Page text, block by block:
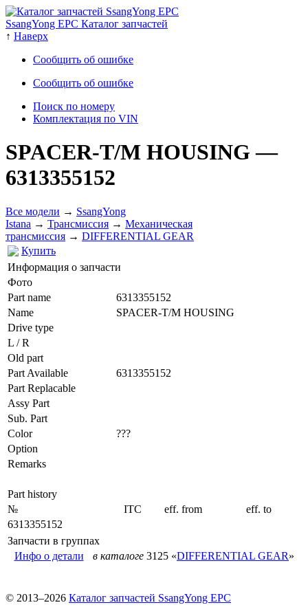
SsangYong EPC Каталог запчастей
↑ Наверх
Сообщить об ошибке
Сообщить об ошибке
Поиск по номеру
Комплектация по VIN
SPACER-T/M HOUSING—
6313355152
Все модели → SsangYong
Istana → Трансмиссия → Механическая
трансмиссия → DIFFERENTIAL GEAR
Купить
Информация о запчасти
Фото
Part name
6313355152
Name
SPACER-T/M HOUSING
Drive type
L / R
Old part
Part Available
6313355152
Part Replacable
Assy Part
Sub. Part
Color
???
Option
Remarks
Part history
№
ITC eff. from
eff. to
6313355152
Запчасти в группах
Инфо о детали
в каталоге 3125 «DIFFERENTIAL GEAR»
© 2013–2026 Каталог запчастей SsangYong EPC